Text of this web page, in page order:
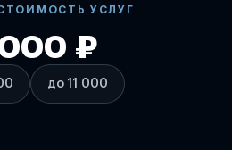
УСЛУГ
₽
до 11 000